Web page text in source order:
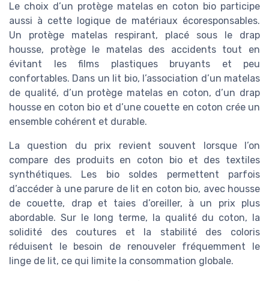
Le choix d’un protège matelas en coton bio participe
aussi à cette logique de matériaux écoresponsables.
Un protège matelas respirant, placé sous le drap
housse, protège le matelas des accidents tout en
évitant les films plastiques bruyants et peu
confortables. Dans un lit bio, l’association d’un matelas
de qualité, d’un protège matelas en coton, d’un drap
housse en coton bio et d’une couette en coton crée un
ensemble cohérent et durable.
La question du prix revient souvent lorsque l’on
compare des produits en coton bio et des textiles
synthétiques. Les bio soldes permettent parfois
d’accéder à une parure de lit en coton bio, avec housse
de couette, drap et taies d’oreiller, à un prix plus
abordable. Sur le long terme, la qualité du coton, la
solidité des coutures et la stabilité des coloris
réduisent le besoin de renouveler fréquemment le
linge de lit, ce qui limite la consommation globale.